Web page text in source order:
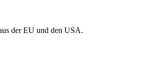
der EU und den USA.